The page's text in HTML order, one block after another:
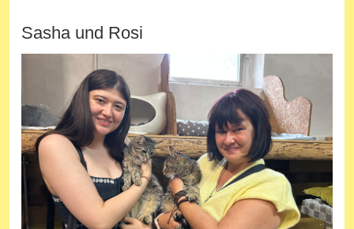
Sasha und Rosi